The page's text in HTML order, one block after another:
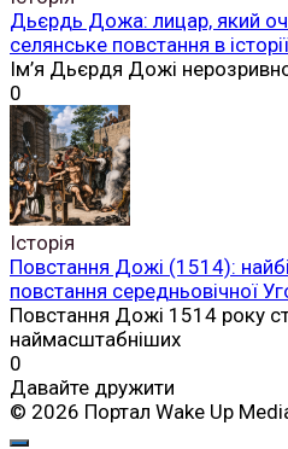
Дьєрдь Дожа: лицар, який
селянське повстання в
Ім’я Дьєрдя Дожі
0
Історія
Повстання Дожі (1514):
повстання середньовічної
Повстання Дожі 1514 року
наймасштабніших
0
Давайте дружити
© 2026 Портал Wake Up